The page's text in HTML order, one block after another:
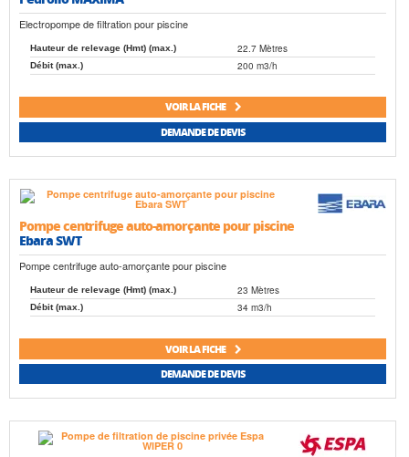
Electropompe de filtration pour piscine
Hauteur de relevage (Hmt) (max.) 22.7 Mètres
Débit (max.) 200 m3/h
VOIR LA FICHE
DEMANDE DE DEVIS
Pompe centrifuge auto-amorçante pour piscine
Ebara SWT
Pompe centrifuge auto-amorçante pour piscine
Hauteur de relevage (Hmt) (max.) 23 Mètres
Débit (max.) 34 m3/h
VOIR LA FICHE
DEMANDE DE DEVIS